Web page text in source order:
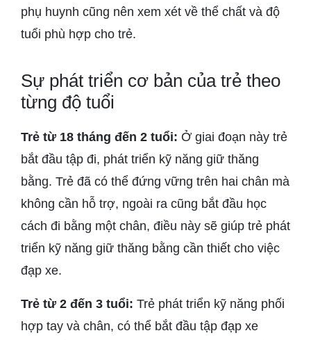
phụ huynh cũng nên xem xét về thể chất và độ
tuổi phù hợp cho trẻ.
Sự phát triển cơ bản của trẻ theo
từng độ tuổi
Trẻ từ 18 tháng đến 2 tuổi: Ở giai đoạn này trẻ
bắt đầu tập đi, phát triển kỹ năng giữ thăng
bằng. Trẻ đã có thể đứng vững trên hai chân mà
không cần hỗ trợ, ngoài ra cũng bắt đầu học
cách đi bằng một chân, điều này sẽ giúp trẻ phát
triển kỹ năng giữ thăng bằng cần thiết cho việc
đạp xe.
Trẻ từ 2 đến 3 tuổi: Trẻ phát triển kỹ năng phối
hợp tay và chân, có thể bắt đầu tập đạp xe